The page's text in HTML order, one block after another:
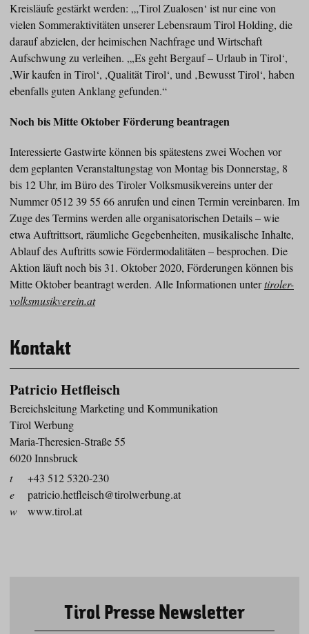
Kreisläufe gestärkt werden: „‚Tirol Zualosen‘ ist nur eine von
vielen Sommeraktivitäten unserer Lebensraum Tirol Holding, die
darauf abzielen, der heimischen Nachfrage und Wirtschaft
Aufschwung zu verleihen. „,Es geht Bergauf – Urlaub in Tirol‘,
,Wir kaufen in Tirol‘, ,Qualität Tirol‘, und ‚Bewusst Tirol‘, haben
ebenfalls guten Anklang gefunden.“
Noch bis Mitte Oktober Förderung beantragen
Interessierte Gastwirte können bis spätestens zwei Wochen vor
dem geplanten Veranstaltungstag von Montag bis Donnerstag, 8
bis 12 Uhr, im Büro des Tiroler Volksmusikvereins unter der
Nummer 0512 39 55 66 anrufen und einen Termin vereinbaren. Im
Zuge des Termins werden alle organisatorischen Details – wie
etwa Auftrittsort, räumliche Gegebenheiten, musikalische Inhalte,
Ablauf des Auftritts sowie Fördermodalitäten – besprochen. Die
Aktion läuft noch bis 31. Oktober 2020, Förderungen können bis
Mitte Oktober beantragt werden. Alle Informationen untertiroler-
volksmusikverein.at
Kontakt
Patricio Hetfleisch
Bereichsleitung Marketing und Kommunikation
Tirol Werbung
Maria-Theresien-Straße 55
6020 Innsbruck
t
+43 512 5320-230
e
patricio.hetfleisch@tirolwerbung.at
w
www.tirol.at
Tirol Presse Newsletter